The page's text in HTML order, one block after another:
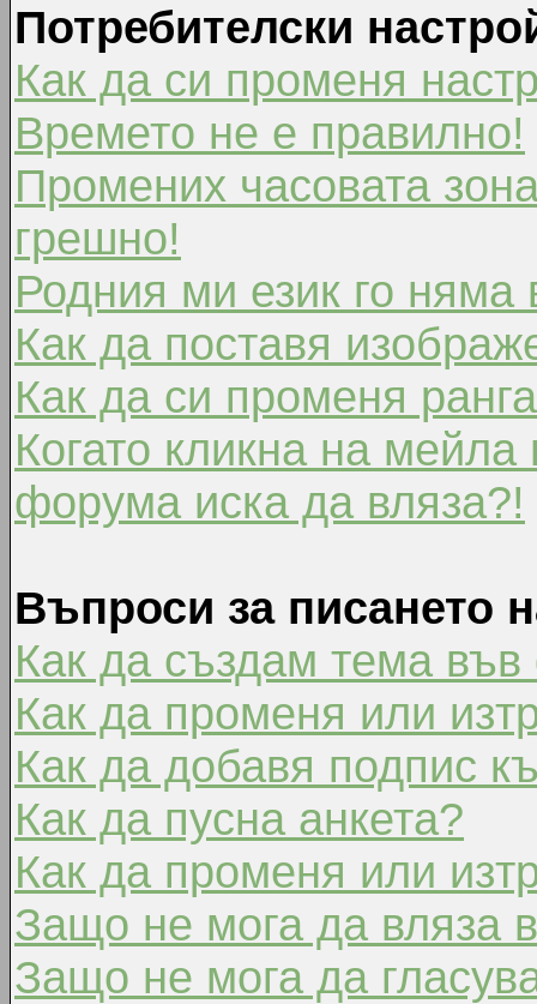
Потребителски
Как да си променя
Времето не е правилно!
Промених часовата
грешно!
Родния ми език го няма
Как да поставя
Как да си променя
Когато кликна на
форума иска да вляза?!
Въпроси за писането
Как да създам тема
Как да променя или
Как да добавя подпис
Как да пусна анкета?
Как да променя или
Защо не мога да вляза
Защо не мога да